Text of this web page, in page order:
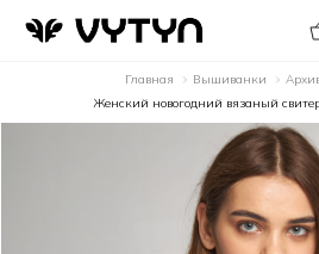
Главная Вышиванки
Женский новогодний вязаный